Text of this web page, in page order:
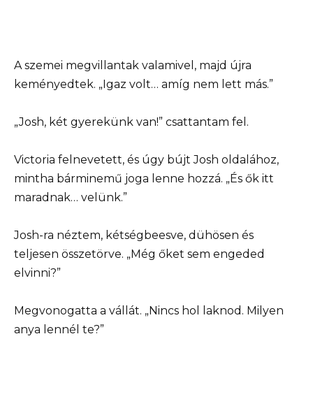
A szemei megvillantak valamivel, majd újra
keményedtek. „Igaz volt… amíg nem lett más.”
„Josh, két gyerekünk van!” csattantam fel.
Victoria felnevetett, és úgy bújt Josh oldalához,
mintha bárminemű joga lenne hozzá. „És ők itt
maradnak… velünk.”
Josh-ra néztem, kétségbeesve, dühösen és
teljesen összetörve. „Még őket sem engeded
elvinni?”
Megvonogatta a vállát. „Nincs hol laknod. Milyen
anya lennél te?”